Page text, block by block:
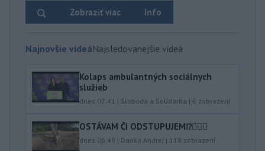
Info
Zobraziť viac
Najnovšie videáNajsledovanejšie videá
Kolaps ambulantných sociálnych
služieb
dnes 07:41 | Sloboda a Solidarita | 6 zobrazení
OSTÁVAM ČI ODSTUPUJEM⁉️🤷🏻‍♂️
dnes 06:49 | Danko Andrej | 118 zobrazení